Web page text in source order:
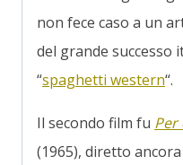
non fece caso a un
del grande successo
“spaghetti western“.
Il secondo film fu Per
(1965), diretto